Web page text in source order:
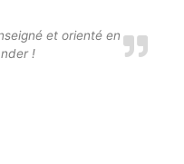
et orienté en
!